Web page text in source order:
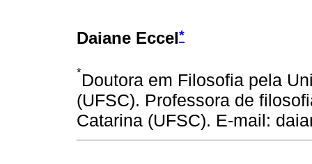
Daiane Eccel*
*Doutora em Filosofia pela
(UFSC). Professora de
Catarina (UFSC). E-mail: